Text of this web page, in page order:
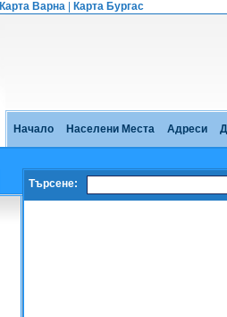
Карта Варна Карта Бургас
Начало Населени Места Адреси
Търсене: